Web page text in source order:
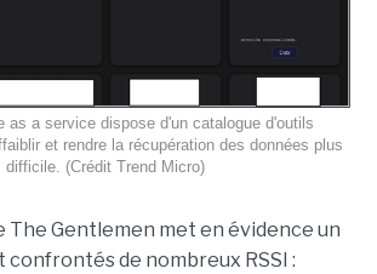
as a service dispose d'un catalogue d'outils
et rendre la récupération des données plus
difficile. (Crédit Trend Micro)
The Gentlemen met en évidence un
confrontés de nombreux RSSI :